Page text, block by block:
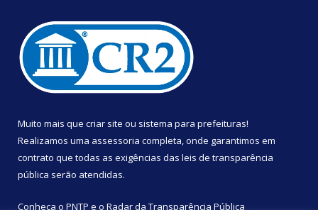
Muito mais que criar site ou sistema para prefeituras!
Realizamos uma assessoria completa, onde garantimos em
contrato que todas as exigências das leis de transparência
pública serão atendidas.
Conheça o PNTP e o Radar da Transparência Pública